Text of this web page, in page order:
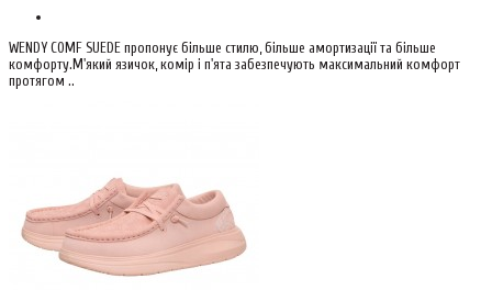
WENDY COMF SUEDE пропонує більше стилю, більше амортизації та більше
комфорту.М'який язичок, комір і п'ята забезпечують максимальний комфорт
протягом ..